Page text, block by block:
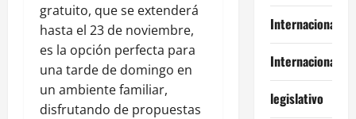
gratuito, que se extenderá
hasta el 23 de noviembre,
es la opción perfecta para
una tarde de domingo en
un ambiente familiar,
disfrutando de propuestas
Internacional
Internacionales
legislativo